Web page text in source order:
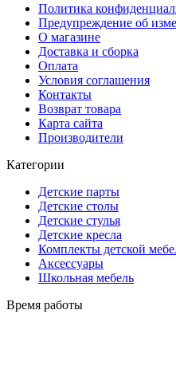
Политика
Предупреждение об
О магазине
Доставка и сборка
Оплата
Условия соглашения
Контакты
Возврат товара
Карта сайта
Производители
Категории
Детские парты
Детские столы
Детские стулья
Детские кресла
Комплекты детской
Аксессуары
Школьная мебель
Время работы